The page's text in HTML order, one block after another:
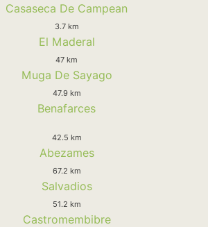
Casaseca De Campean
3.7 km
El Maderal
47 km
Muga De Sayago
47.9 km
Benafarces
42.5 km
Abezames
67.2 km
Salvadios
51.2 km
Castromembibre